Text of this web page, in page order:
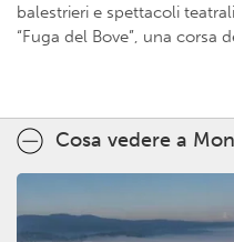
balestrieri e spettacoli
“Fuga del Bove”, una corsa
Cosa vedere a